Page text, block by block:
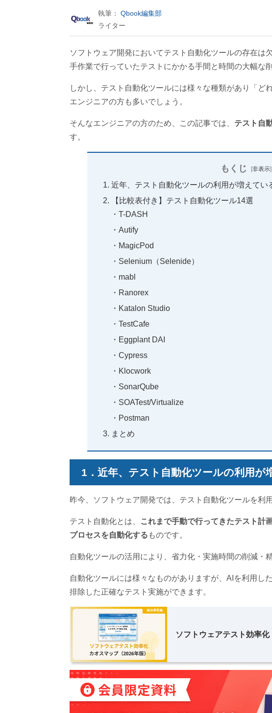
執筆： Qbook編集部
ライター
ソフトウェア開発においてテスト自動化ツールの存在は
手作業で行っていたテストにかかる手間と時間の大幅な
しかし、テスト自動化ツールには様々な種類があり「ど
エンジニアの方も多いでしょう。
そんなエンジニアの方のため、この記事では、 テスト自
す。
もくじ [非表示]
近年、テスト自動化ツールの利用が増えてい
【比較表付き】テスト自動化ツール14選
T-DASH
Autify
MagicPod
Selenium（Selenide）
mabl
Ranorex
Katalon Studio
TestCafe
Eggplant DAI
Cypress
Klocwork
SonarQube
SOATest/Virtualize
Postman
まとめ
1．近年、テスト自動化ツールの利用が
昨今、ソフトウェア開発では、テスト自動化ツールを利
テスト自動化とは、
これまで手動で行ってきたテスト計
プロセスを自動化する ものです。
自動化ツールの活用により、省力化・実施時間の削減・
自動化ツールには様々なものがありますが、AIを利用し
排除した正確なテスト実施ができます。
ソフトウェアテスト効率